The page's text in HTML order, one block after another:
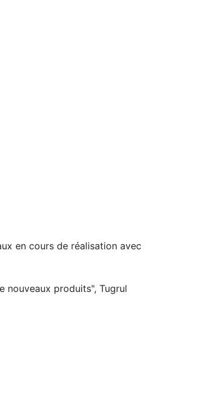
en cours de réalisation avec
nouveaux produits", Tugrul